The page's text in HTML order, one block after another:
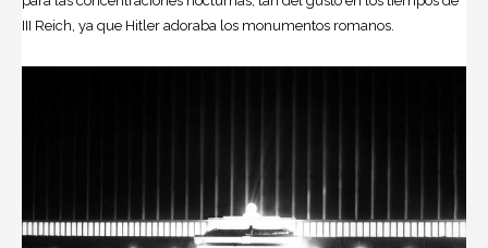
III Reich, ya que Hitler adoraba los monumentos romanos.